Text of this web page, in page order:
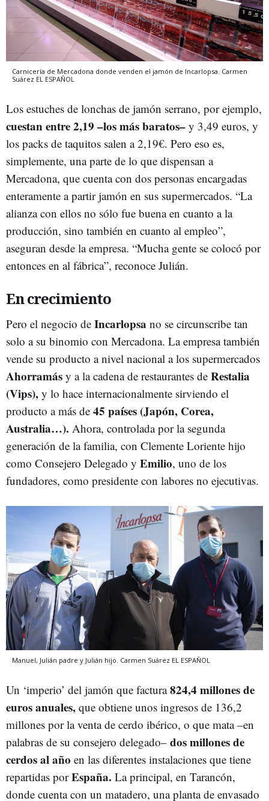
Carnicería de Mercadona donde venden el jamón de Incarlopsa. Carmen
Suárez EL ESPAÑOL
Los estuches de lonchas de jamón serrano, por ejemplo,
cuestan entre 2,19 –los más baratos– y 3,49 euros, y
los packs de taquitos salen a 2,19€. Pero eso es,
simplemente, una parte de lo que dispensan a
Mercadona, que cuenta con dos personas encargadas
enteramente a partir jamón en sus supermercados. “La
alianza con ellos no sólo fue buena en cuanto a la
producción, sino también en cuanto al empleo”,
aseguran desde la empresa. “Mucha gente se colocó por
entonces en al fábrica”, reconoce Julián.
En crecimiento
Pero el negocio de Incarlopsa no se circunscribe tan
solo a su binomio con Mercadona. La empresa también
vende su producto a nivel nacional a los supermercados
Ahorramás y a la cadena de restaurantes de Restalia
(Vips), y lo hace internacionalmente sirviendo el
producto a más de 45 países (Japón, Corea,
Australia…). Ahora, controlada por la segunda
generación de la familia, con Clemente Loriente hijo
como Consejero Delegado y Emilio, uno de los
fundadores, como presidente con labores no ejecutivas.
Manuel, Julián padre y Julián hijo. Carmen Suárez EL ESPAÑOL
Un ‘imperio’ del jamón que factura824,4 millones de
euros anuales, que obtiene unos ingresos de 136,2
millones por la venta de cerdo ibérico, o que mata –en
palabras de su consejero delegado– dos millones de
cerdos al año en las diferentes instalaciones que tiene
repartidas porEspaña. La principal, en Tarancón,
donde cuenta con un matadero, una planta de envasado